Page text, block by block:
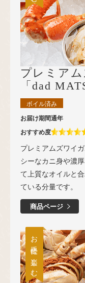
プレミア
「dad
ボイル済み
お届け期間通年
おすすめ度
プレミアムズワイ
シーなカニ身や濃
て上質なオイルと
ている分量です。
商品ページ
お手軽に楽しむ